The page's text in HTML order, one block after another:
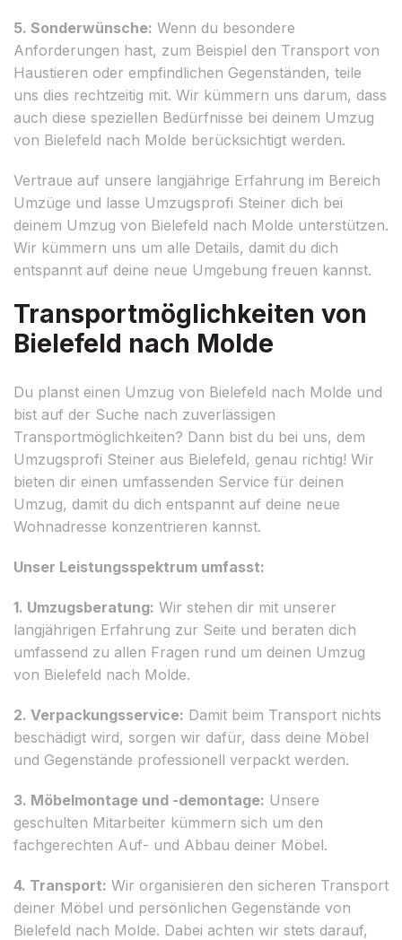
5. Sonderwünsche: Wenn du besondere
Anforderungen hast, zum Beispiel den Transport von
Haustieren oder empfindlichen Gegenständen, teile
uns dies rechtzeitig mit. Wir kümmern uns darum, dass
auch diese speziellen Bedürfnisse bei deinem Umzug
von Bielefeld nach Molde berücksichtigt werden.
Vertraue auf unsere langjährige Erfahrung im Bereich
Umzüge und lasse Umzugsprofi Steiner dich bei
deinem Umzug von Bielefeld nach Molde unterstützen.
Wir kümmern uns um alle Details, damit du dich
entspannt auf deine neue Umgebung freuen kannst.
Transportmöglichkeiten von
Bielefeld nach Molde
Du planst einen Umzug von Bielefeld nach Molde und
bist auf der Suche nach zuverlässigen
Transportmöglichkeiten? Dann bist du bei uns, dem
Umzugsprofi Steiner aus Bielefeld, genau richtig! Wir
bieten dir einen umfassenden Service für deinen
Umzug, damit du dich entspannt auf deine neue
Wohnadresse konzentrieren kannst.
Unser Leistungsspektrum umfasst:
1. Umzugsberatung: Wir stehen dir mit unserer
langjährigen Erfahrung zur Seite und beraten dich
umfassend zu allen Fragen rund um deinen Umzug
von Bielefeld nach Molde.
2. Verpackungsservice: Damit beim Transport nichts
beschädigt wird, sorgen wir dafür, dass deine Möbel
und Gegenstände professionell verpackt werden.
3. Möbelmontage und -demontage: Unsere
geschulten Mitarbeiter kümmern sich um den
fachgerechten Auf- und Abbau deiner Möbel.
4. Transport: Wir organisieren den sicheren Transport
deiner Möbel und persönlichen Gegenstände von
Bielefeld nach Molde. Dabei achten wir stets darauf,